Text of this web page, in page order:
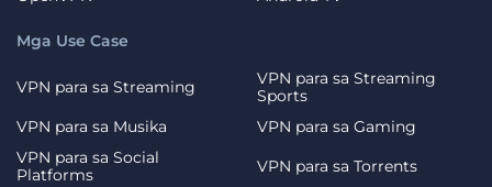
Mga Use Case
VPN para sa Streaming
VPN para sa Streaming
Sports
VPN para sa Musika
VPN para sa Gaming
VPN para sa Social
Platforms
VPN para sa Torrents